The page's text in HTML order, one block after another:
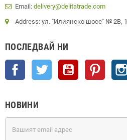
Email: delivery@delitatrade.com
Address: ул. "Илиянско шосе" № 2В,
ПОСЛЕДВАЙ НИ
Facebook Twitter YouTube Pinterest
НОВИНИ